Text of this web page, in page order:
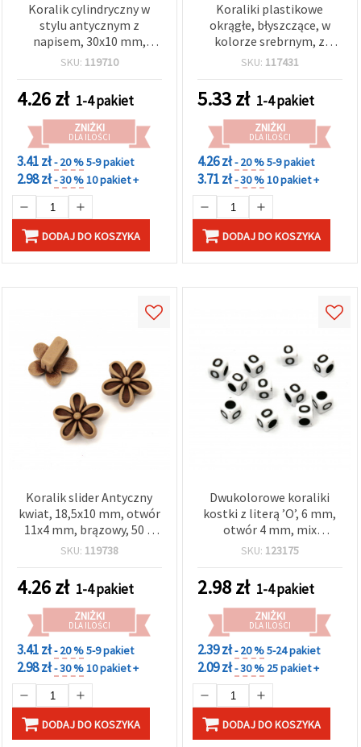
Koralik cylindryczny w
stylu antycznym z
napisem, 30x10 mm,
otwór 6 mm, brązowy – 50
SKU: 119710
4.26zł 1-4 pakiet
ZNIŻKI
DLA ILOŚCI
3.41 zł- 20 %5-9 pakiet
2.98 zł- 30 %10 pakiet +
DODAJ DO KOSZYKA
Koraliki plastikowe
okrągłe, błyszczące, w
kolorze srebrnym, z
powłoką dekoracyjną, 6
(~93 szt.), idealne do
eleganckich bransoletek i
kreatywnej biżuterii
SKU: 117431
5.33zł 1-4 pakiet
ZNIŻKI
DLA ILOŚCI
4.26 zł- 20 %5-9 pakiet
3.71 zł- 30 %10 pakiet +
DODAJ DO KOSZYKA
Koralik slider Antyczny
kwiat, 18,5x10 mm, otwór
11x4 mm, brązowy, 50 g
(ok. 68 szt.)
SKU: 119738
4.26zł 1-4 pakiet
ZNIŻKI
DLA ILOŚCI
3.41 zł- 20 %5-9 pakiet
2.98 zł- 30 %10 pakiet +
DODAJ DO KOSZYKA
Dwukolorowe koraliki
kostki z literą ’O’, 6 mm,
otwór 4 mm, mix
biały/czarny, 20 g (ok. 95
SKU: 123175
2.98zł 1-4 pakiet
ZNIŻKI
DLA ILOŚCI
2.39 zł- 20 %5-24 pakiet
2.09 zł- 30 % 25 pakiet +
DODAJ DO KOSZYKA